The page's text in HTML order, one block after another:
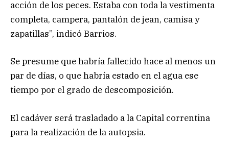
acción de los peces. Estaba con toda la vestimenta
completa, campera, pantalón de jean, camisa y
zapatillas”, indicó Barrios.
Se presume que habría fallecido hace al menos un
par de días, o que habría estado en el agua ese
tiempo por el grado de descomposición.
El cadáver será trasladado a la Capital correntina
para la realización de la autopsia.